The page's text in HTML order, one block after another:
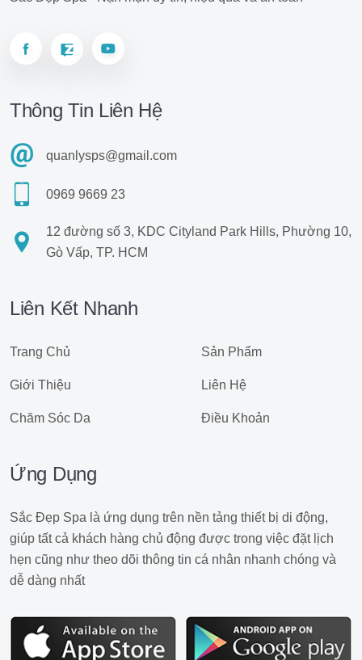
Thông Tin Liên Hệ
quanlysps@gmail.com
0969 9669 23
12 đường số 3, KDC Cityland Park Hills, Phường 10,
Gò Vấp, TP. HCM
Liên Kết Nhanh
Trang Chủ
Giới Thiệu
Chăm Sóc Da
Sản Phẩm
Liên Hệ
Điều Khoản
Ứng Dụng
Sắc Đẹp Spa là ứng dụng trên nền tảng thiết bị di động,
giúp tất cả khách hàng chủ động được trong việc đặt lịch
hẹn cũng như theo dõi thông tin cá nhân nhanh chóng và
dễ dàng nhất